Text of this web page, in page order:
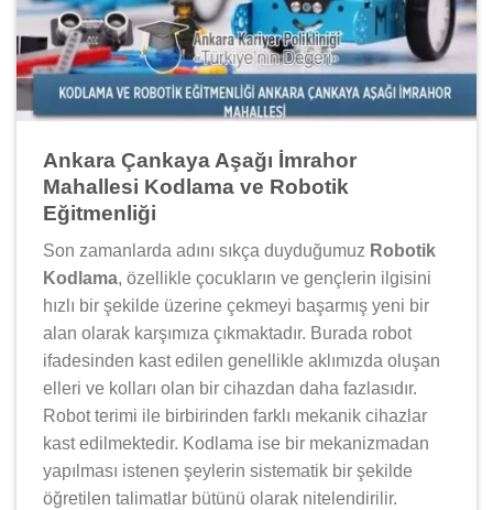
Ankara Çankaya Aşağı İmrahor
Mahallesi Kodlama ve Robotik
Eğitmenliği
Son zamanlarda adını sıkça duyduğumuz Robotik
Kodlama, özellikle çocukların ve gençlerin ilgisini
hızlı bir şekilde üzerine çekmeyi başarmış yeni bir
alan olarak karşımıza çıkmaktadır. Burada robot
ifadesinden kast edilen genellikle aklımızda oluşan
elleri ve kolları olan bir cihazdan daha fazlasıdır.
Robot terimi ile birbirinden farklı mekanik cihazlar
kast edilmektedir. Kodlama ise bir mekanizmadan
yapılması istenen şeylerin sistematik bir şekilde
öğretilen talimatlar bütünü olarak nitelendirilir.